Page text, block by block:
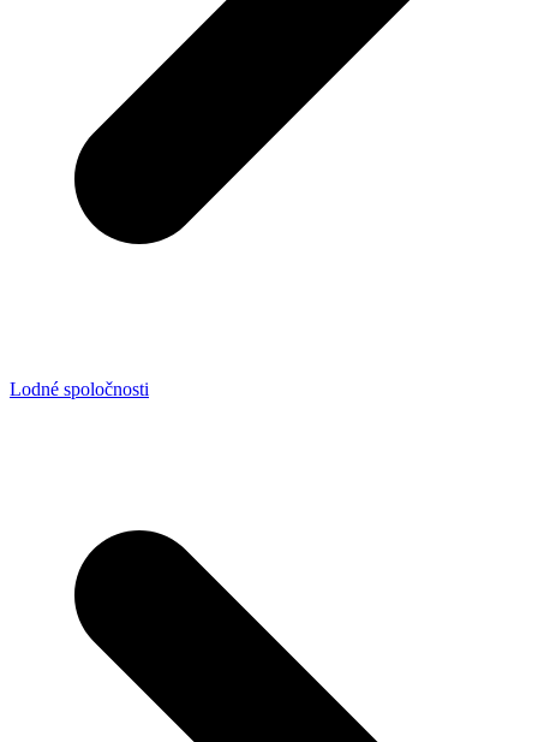
Lodné spoločnosti